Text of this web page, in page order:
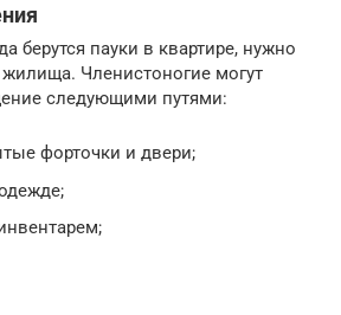
берутся пауки в квартире, нужно
Членистоногие могут
следующими путями:
форточки и двери;